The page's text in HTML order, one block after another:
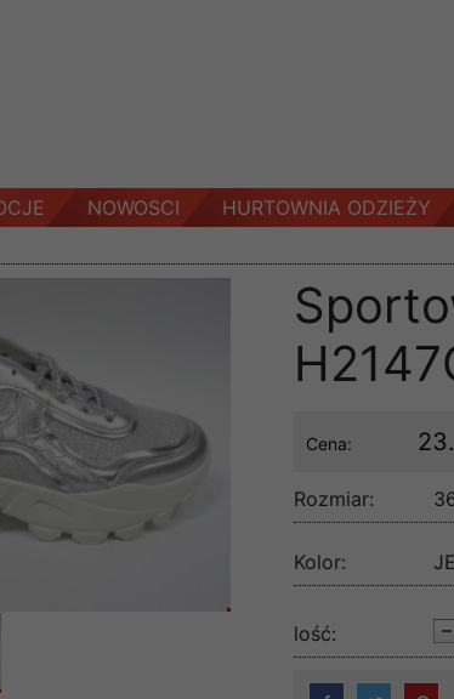
NOWOSCI HURTOWNIA ODZIEŻY
Cena:
Rozmiar:
Kolor:
lość: